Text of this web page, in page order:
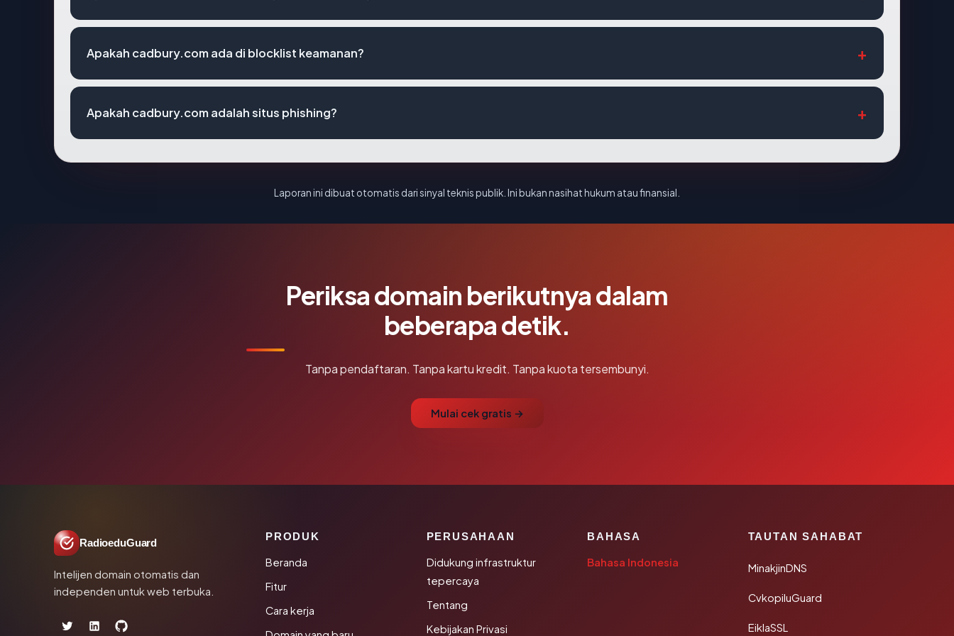
Apakah cadbury.com ada di blocklist keamanan?
Apakah cadbury.com adalah situs phishing?
Laporan ini dibuat otomatis dari sinyal teknis publik. Ini bukan nasihat hukum atau finansial.
Periksa domain berikutnya dalam
beberapa detik.
Tanpa pendaftaran. Tanpa kartu kredit. Tanpa kuota tersembunyi.
Mulai cek gratis →
RadioeduGuard
Intelijen domain otomatis dan
independen untuk web terbuka.
PRODUK
Beranda
Fitur
Cara kerja
PERUSAHAAN
Didukung infrastruktur
tepercaya
Tentang
Kebijakan Privasi
BAHASA
Bahasa Indonesia
TAUTAN SAHABAT
MinakjinDNS
CvkopiluGuard
EiklaSSL